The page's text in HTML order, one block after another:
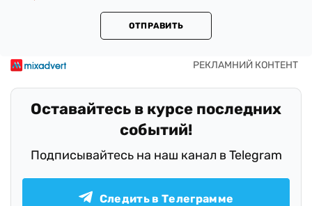
ОТПРАВИТЬ
Оставайтесь в курсе последних
событий!
Подписывайтесь на наш канал в Telegram
Следить в Телеграмме